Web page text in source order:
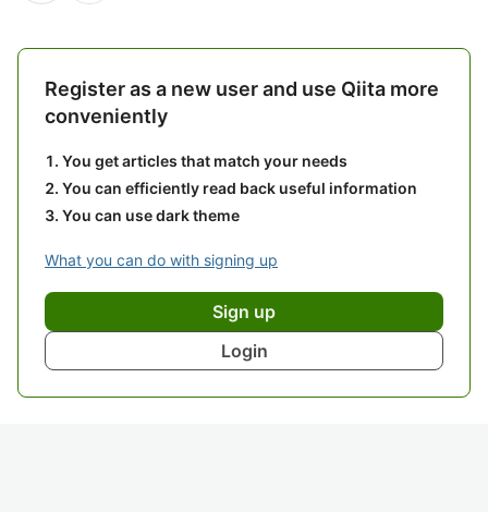
Register as a new user and use Qiita more
conveniently
You get articles that match your needs
You can efficiently read back useful information
You can use dark theme
What you can do with signing up
Sign up
Login